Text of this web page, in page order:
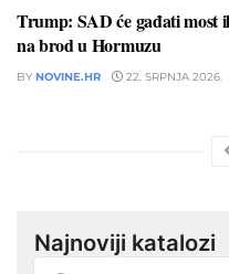
Trump: SAD će gađati most
na brod u Hormuzu
BY NOVINE.HR 22. SRPNJA 2026.